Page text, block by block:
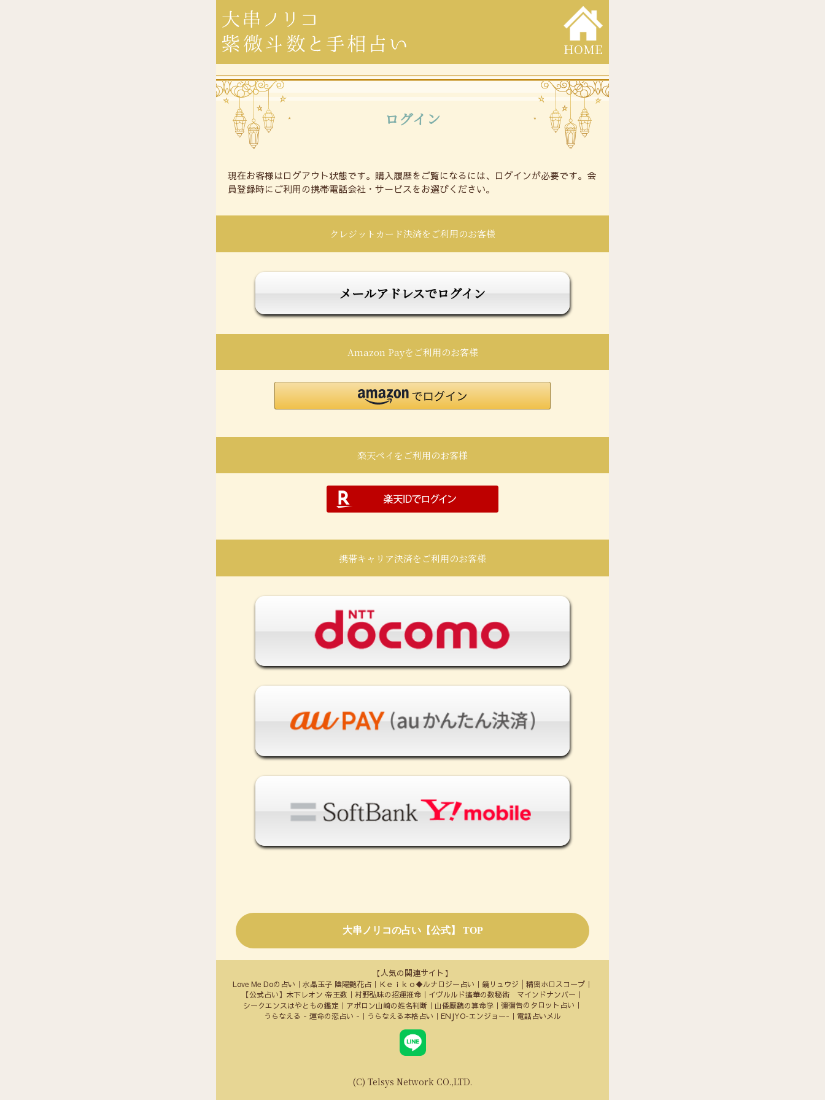
HOME
ログイン
現在お客様はログアウト状態です。購入履歴をご覧になるには、ログインが必要です。会
員登録時にご利用の携帯電話会社・サービスをお選びください。
クレジットカード決済をご利用のお客様
メールアドレスでログイン
Amazon Payをご利用のお客様
楽天ペイをご利用のお客様
携帯キャリア決済をご利用のお客様
大串ノリコの占い【公式】 TOP
【人気の関連サイト】
Love Me Doの占い 水晶玉子 陰陽艶花占 Ｋｅｉｋｏ◆ルナロジー占い
鏡リュウジ│精密ホロスコープ
【公式占い】木下レオン 帝王数
村野弘味の招運推命
イヴルルド遙華の数秘術 マインドナンバー
シークエンスはやともの鑑定
アポロン山崎の姓名判断 山倭厭魏の算命学
彌彌告のタロット占い
うらなえる - 運命の恋占い -
うらなえる本格占い ENJYO-エンジョー- 電話占いメル
(C) Telsys Network CO.,LTD.